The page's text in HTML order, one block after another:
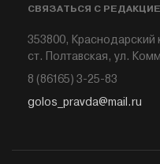
СВЯЗАТЬСЯ С
353800, Краснодарский
ст. Полтавская, ул.
8 (86165) 3-25-83
golos_pravda@mail.ru